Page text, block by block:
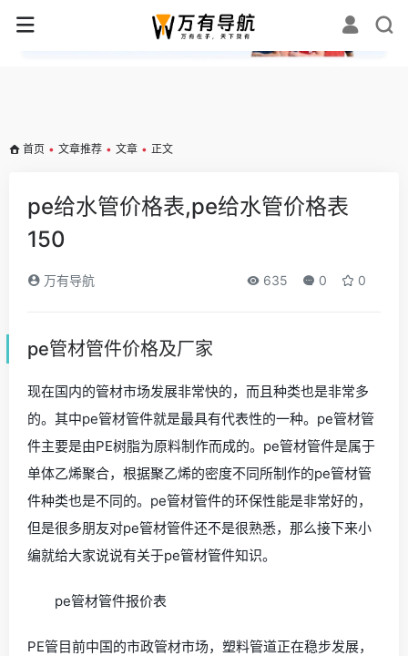
✕
首页 • 文章推荐 • 文章 • 正文
pe给水管价格表,pe给水管价格表
150
万有导航 635 0 0
pe管材管件价格及厂家
现在国内的管材市场发展非常快的，而且种类也是非常多
的。其中pe管材管件就是最具有代表性的一种。pe管材管
件主要是由PE树脂为原料制作而成的。pe管材管件是属于
单体乙烯聚合，根据聚乙烯的密度不同所制作的pe管材管
件种类也是不同的。pe管材管件的环保性能是非常好的，
但是很多朋友对pe管材管件还不是很熟悉，那么接下来小
编就给大家说说有关于pe管材管件知识。
pe管材管件报价表
PE管目前中国的市政管材市场，塑料管道正在稳步发展，